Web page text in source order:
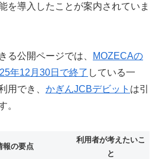
を導入したことが案内されていま
る公開ページでは、
MOZECAの
年12月30日で終了 している一
用でき、 かぎんJCBデビット は引
。
報の要点
利用者が考えたいこ
と